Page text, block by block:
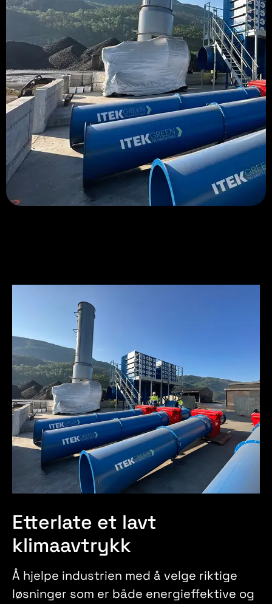
Etterlate et lavt
klimaavtrykk
Å hjelpe industrien med å velge riktige
løsninger som er både energieffektive og